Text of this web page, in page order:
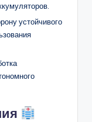
устойчивого